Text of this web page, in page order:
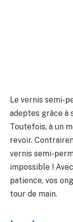
Le vernis semi-
adeptes grâce à
Toutefois, à un
revoir.
vernis semi-
impossible !
patience, vos
tour de main.